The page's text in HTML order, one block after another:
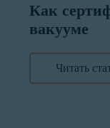
Как
вакууме
Читать